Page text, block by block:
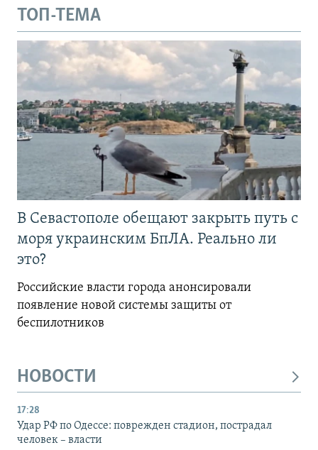
ТОП-ТЕМА
В Севастополе обещают закрыть путь с
моря украинским БпЛА. Реально ли
это?
Российские власти города анонсировали
появление новой системы защиты от
беспилотников
НОВОСТИ
17:28
Удар РФ по Одессе: поврежден стадион, пострадал
человек – власти